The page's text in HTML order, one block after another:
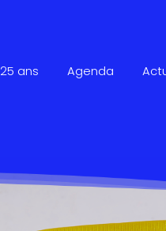
25 ans Agenda